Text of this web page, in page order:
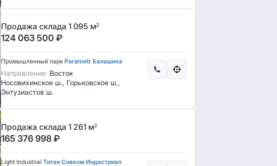
Продажа склада 1 095 м2
124 063 500 ₽
Промышленный парк Parametr Балашиха
Направление: Восток
Носовихинское ш., Горьковское ш.,
Энтузиастов ш.
Продажа склада 1 261 м2
165 376 998₽
Light Industrial Титан Совком Индастриал